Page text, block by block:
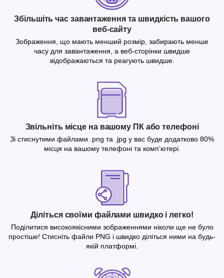
Збільшіть час завантаження та швидкість вашого
веб-сайту
Зображення, що мають менший розмір, забирають менше
часу для завантаження, а веб-сторінки швидше
відображаються та реагують швидше.
Звільніть місце на вашому ПК або телефоні
Зі стиснутими файлами .png та .jpg у вас буде додатково 80%
місця на вашому телефоні та комп’ютері.
Діліться своїми файлами швидко і легко!
Поділитися високоякісними зображеннями ніколи ще не було
простіше! Стисніть файли PNG і швидко діліться ними на будь-
якій платформі.